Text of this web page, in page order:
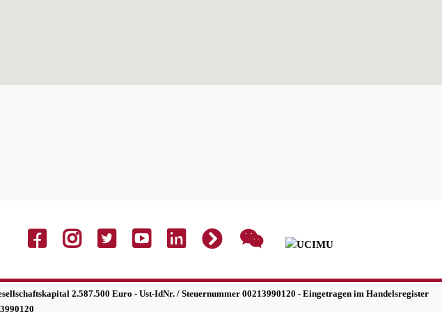
2.587.500 Euro - Ust-IdNr. / Steuernummer 00213990120 - Eingetragen im Handelsregister